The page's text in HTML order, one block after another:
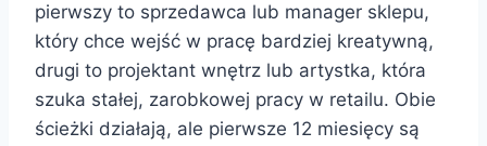
pierwszy to sprzedawca lub manager sklepu,
który chce wejść w pracę bardziej kreatywną,
drugi to projektant wnętrz lub artystka, która
szuka stałej, zarobkowej pracy w retailu. Obie
ścieżki działają, ale pierwsze 12 miesięcy są